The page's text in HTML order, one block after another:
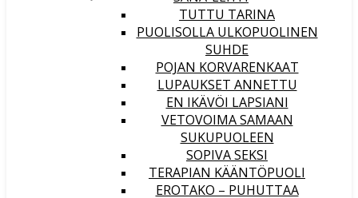
TUTTU TARINA
PUOLISOLLA ULKOPUOLINEN
SUHDE
POJAN KORVARENKAAT
LUPAUKSET ANNETTU
EN IKÄVÖI LAPSIANI
VETOVOIMA SAMAAN
SUKUPUOLEEN
SOPIVA SEKSI
TERAPIAN KÄÄNTÖPUOLI
EROTAKO – PUHUTTAA